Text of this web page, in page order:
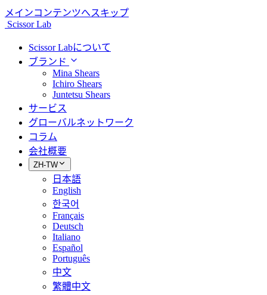
メインコンテンツへスキップ
Scissor Lab
Scissor Labについて
ブランド
Mina Shears
Ichiro Shears
Juntetsu Shears
サービス
グローバルネットワーク
コラム
会社概要
ZH-TW
日本語
English
한국어
Français
Deutsch
Italiano
Español
Português
中文
繁體中文